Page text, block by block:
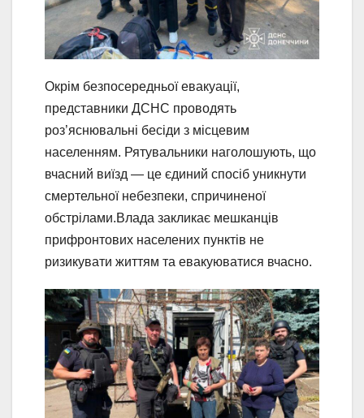
Окрім безпосередньої евакуації,
представники ДСНС проводять
роз’яснювальні бесіди з місцевим
населенням. Рятувальники наголошують, що
вчасний виїзд — це єдиний спосіб уникнути
смертельної небезпеки, спричиненої
обстрілами.Влада закликає мешканців
прифронтових населених пунктів не
ризикувати життям та евакуюватися вчасно.